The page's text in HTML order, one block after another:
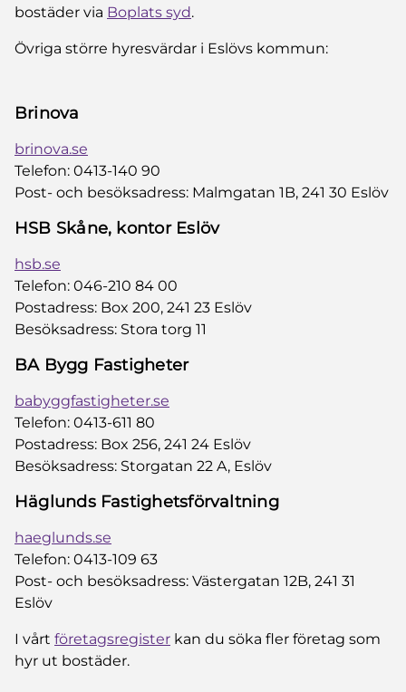
bostäder via Boplats syd.
Övriga större hyresvärdar i Eslövs kommun:
Brinova
brinova.se
Telefon: 0413-140 90
Post- och besöksadress: Malmgatan 1B, 241 30 Eslöv
HSB Skåne, kontor Eslöv
hsb.se
Telefon: 046-210 84 00
Postadress: Box 200, 241 23 Eslöv
Besöksadress: Stora torg 11
BA Bygg Fastigheter
babyggfastigheter.se
Telefon: 0413-611 80
Postadress: Box 256, 241 24 Eslöv
Besöksadress: Storgatan 22 A, Eslöv
Häglunds Fastighetsförvaltning
haeglunds.se
Telefon: 0413-109 63
Post- och besöksadress: Västergatan 12B, 241 31
Eslöv
I vårt företagsregister kan du söka fler företag som
hyr ut bostäder.